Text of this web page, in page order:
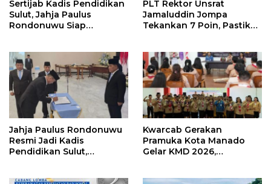
Sertijab Kadis Pendidikan
Sulut, Jahja Paulus
Rondonuwu Siap
PLT Rektor Unsrat
Jamaluddin Jompa
Tekankan 7 Poin, Pastikan
Jahja Paulus Rondonuwu
Resmi Jadi Kadis
Pendidikan Sulut,
Kwarcab Gerakan
Pramuka Kota Manado
Gelar KMD 2026,